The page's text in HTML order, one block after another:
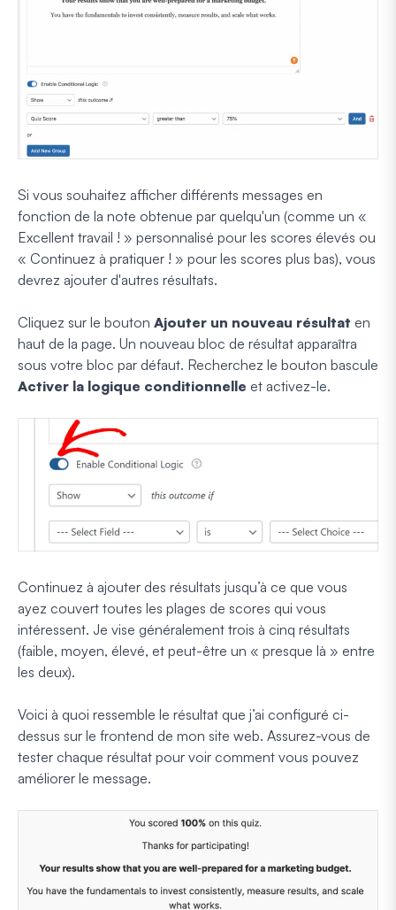
Si vous souhaitez afficher différents messages en
fonction de la note obtenue par quelqu'un (comme un «
Excellent travail ! » personnalisé pour les scores élevés ou
« Continuez à pratiquer ! » pour les scores plus bas), vous
devrez ajouter d'autres résultats.
Cliquez sur le bouton Ajouter un nouveau résultat en
haut de la page. Un nouveau bloc de résultat apparaîtra
sous votre bloc par défaut. Recherchez le bouton bascule
Activer la logique conditionnelle et activez-le.
Continuez à ajouter des résultats jusqu’à ce que vous
ayez couvert toutes les plages de scores qui vous
intéressent. Je vise généralement trois à cinq résultats
(faible, moyen, élevé, et peut-être un « presque là » entre
les deux).
Voici à quoi ressemble le résultat que j’ai configuré ci-
dessus sur le frontend de mon site web. Assurez-vous de
tester chaque résultat pour voir comment vous pouvez
améliorer le message.